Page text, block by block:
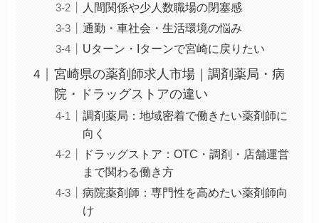
人間関係や少人数職場の閉塞感
通勤・車社会・生活環境の悩み
Uターン・Iターンで宮崎に戻りたい
宮崎県の薬剤師求人市場｜調剤薬局・病
院・ドラッグストアの違い
調剤薬局：地域密着で働きたい薬剤師に
向く
ドラッグストア：OTC・調剤・店舗運営
まで関わる働き方
病院薬剤師：専門性を高めたい薬剤師向
け